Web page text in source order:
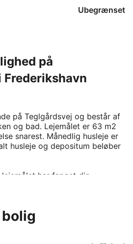
Ubegrænset
på
Frederikshavn
på Teglgårdsvej og består af
og bad. Lejemålet er 63 m2
snarest. Månedlig husleje er
husleje og depositum beløber
har fanget din
uden eksisterende venteliste
Venligst kontakt udlejer